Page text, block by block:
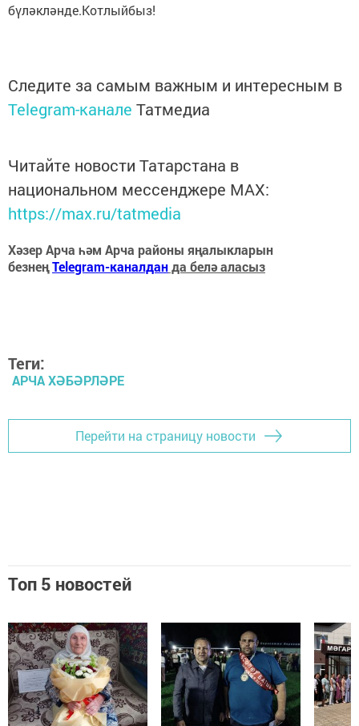
бүләкләнде.Котлыйбыз!
Следите за самым важным и интересным в
Telegram-канале Татмедиа
Читайте новости Татарстана в
национальном мессенджере MАХ:
https://max.ru/tatmedia
Хәзер Арча һәм Арча районы яңалыкларын
безнеңTelegram-каналданда белә аласыз
Теги:
АРЧА ХӘБӘРЛӘРЕ
Перейти на страницу новости
Топ 5 новостей